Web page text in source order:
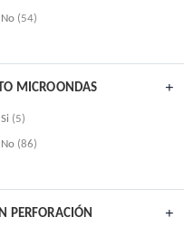
No 54items
MICROONDAS
Si 5items
No 86items
PERFORACIÓN